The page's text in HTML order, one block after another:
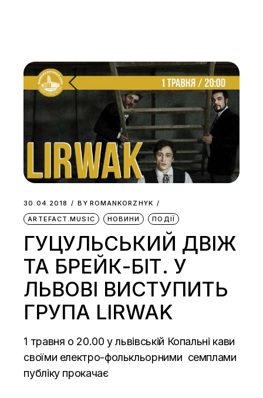
30.04.2018 BY ROMANKORZHYK
ARTEFACT.MUSIC
НОВИНИ ПОДІЇ
ГУЦУЛЬСЬКИЙ ДВІЖ
ТА БРЕЙК-БІТ. У
ЛЬВОВІ ВИСТУПИТЬ
ГРУПА LIRWAK
1 травня о 20.00 у львівській Копальні кави
своїми електро-фолькльорними семплами
публіку прокачає